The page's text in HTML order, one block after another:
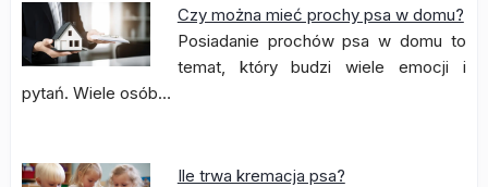
Czy można mieć prochy psa w domu?
Posiadanie prochów psa w domu to
temat, który budzi wiele emocji i
pytań. Wiele osób…
Ile trwa kremacja psa?